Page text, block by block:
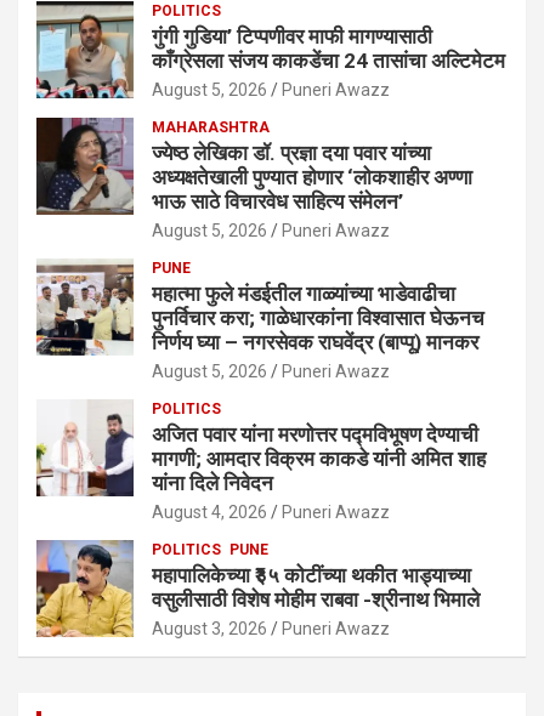
POLITICS
गुंगी गुडिया’ टिप्पणीवर माफी मागण्यासाठी
काँग्रेसला संजय काकडेंचा 24 तासांचा अल्टिमेटम
August 5, 2026 Puneri Awazz
MAHARASHTRA
ज्येष्ठ लेखिका डॉ. प्रज्ञा दया पवार यांच्या
अध्यक्षतेखाली पुण्यात होणार ‘लोकशाहीर अण्णा
भाऊ साठे विचारवेध साहित्य संमेलन’
August 5, 2026 Puneri Awazz
PUNE
महात्मा फुले मंडईतील गाळ्यांच्या भाडेवाढीचा
पुनर्विचार करा; गाळेधारकांना विश्वासात घेऊनच
निर्णय घ्या – नगरसेवक राघवेंद्र (बाप्पू) मानकर
August 5, 2026 Puneri Awazz
POLITICS
अजित पवार यांना मरणोत्तर पद्मविभूषण देण्याची
मागणी; आमदार विक्रम काकडे यांनी अमित शाह
यांना दिले निवेदन
August 4, 2026 Puneri Awazz
POLITICS PUNE
महापालिकेच्या ₹३५ कोटींच्या थकीत भाड्याच्या
वसुलीसाठी विशेष मोहीम राबवा -श्रीनाथ भिमाले
August 3, 2026 Puneri Awazz